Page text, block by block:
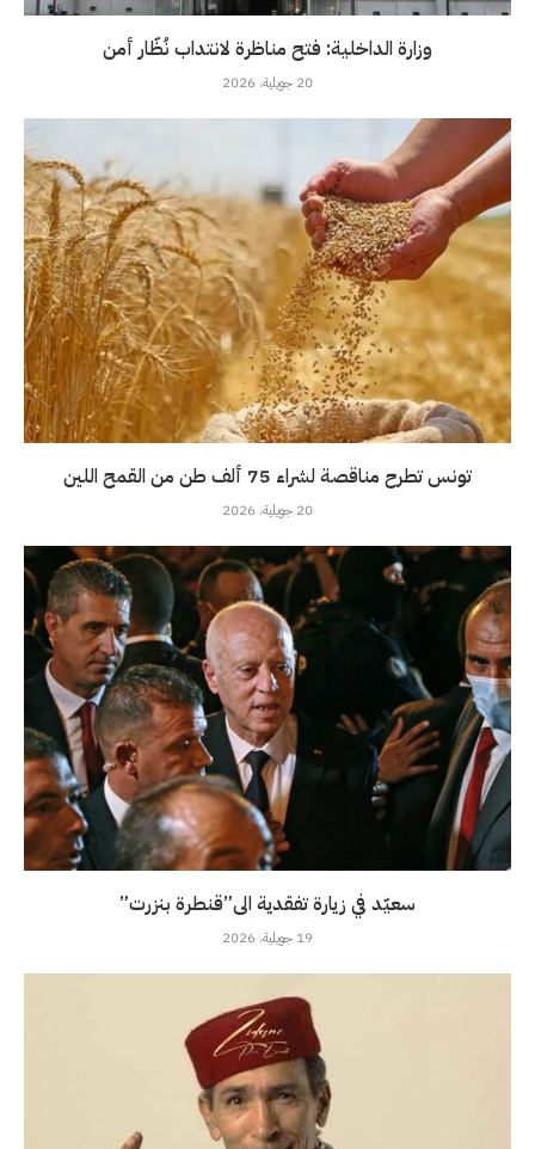
وزارة الداخلية: فتح مناظرة لانتداب نُظّار أمن
20 جويلية، 2026
تونس تطرح مناقصة لشراء 75 ألف طن من القمح اللين
20 جويلية، 2026
سعيّد في زيارة تفقدية الى”قنطرة بنزرت”
19 جويلية، 2026